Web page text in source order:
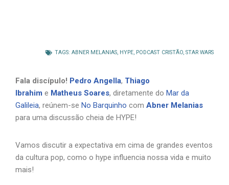
TAGS: ABNER MELANIAS, HYPE, PODCAST CRISTÃO, STAR WARS
Fala discípulo! Pedro Angella, Thiago
Ibrahim e Matheus Soares, diretamente do Mar da
Galileia, reúnem-se No Barquinho com Abner Melanias
para uma discussão cheia de HYPE!
Vamos discutir a expectativa em cima de grandes eventos
da cultura pop, como o hype influencia nossa vida e muito
mais!